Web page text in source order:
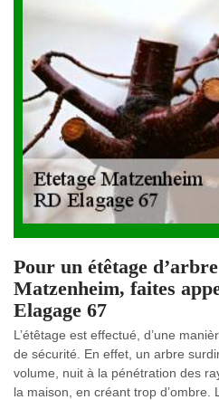
Pour un étêtage
Matzenheim, faites
Elagage 67
L’étêtage est effectué, d’une
de sécurité. En effet, un arbre
volume, nuit à la pénétration des
la maison, en créant trop d’ombre.